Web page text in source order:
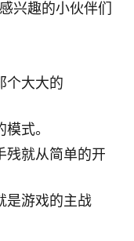
兴趣的小伙伴们
个大大的
式。
残就从简单的开
是游戏的主战